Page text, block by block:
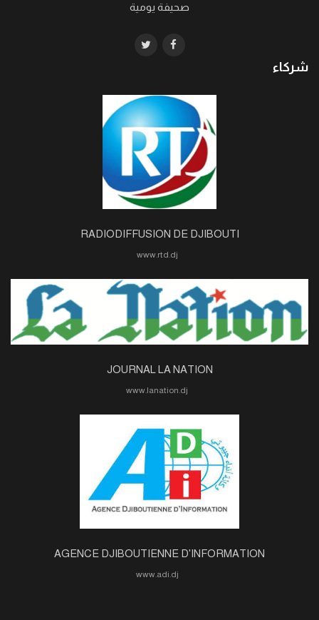
صحيفة يومية
شركاء
RADIODIFFUSION DE DJIBOUTI
JOURNAL LA NATION
AGENCE DJIBOUTIENNE D'INFORMATION